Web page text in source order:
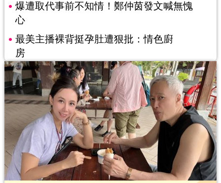
爆遭取代事前不知情！鄭仲茵發文喊無愧
心
最美主播裸背挺孕肚遭狠批：情色廚
房